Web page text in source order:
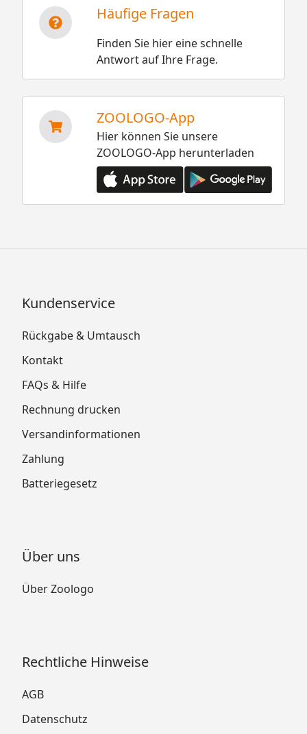
Häufige Fragen
Finden Sie hier eine schnelle
Antwort auf Ihre Frage.
ZOOLOGO-App
Hier können Sie unsere
ZOOLOGO-App herunterladen
Kundenservice
Rückgabe & Umtausch
Kontakt
FAQs & Hilfe
Rechnung drucken
Versandinformationen
Zahlung
Batteriegesetz
Über uns
Über Zoologo
Rechtliche Hinweise
AGB
Datenschutz